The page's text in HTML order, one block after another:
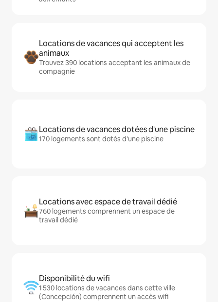
Locations de vacances qui acceptent les
animaux
Trouvez 390 locations acceptant les animaux de
compagnie
Locations de vacances dotées d'une piscine
170 logements sont dotés d'une piscine
Locations avec espace de travail dédié
760 logements comprennent un espace de
travail dédié
Disponibilité du wifi
1 530 locations de vacances dans cette ville
(Concepción) comprennent un accès wifi